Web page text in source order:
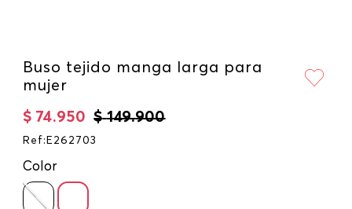
Buso tejido manga larga para
mujer
$ 149.900
$ 74.950
Ref : E262703
Color